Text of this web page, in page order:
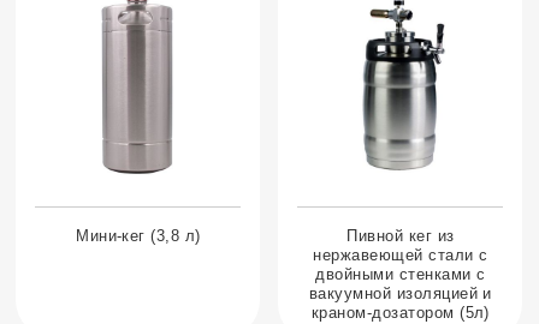
Мини-кег (3,8 л)
Пивной кег из
нержавеющей стали с
двойными стенками с
вакуумной изоляцией и
краном-дозатором (5л)